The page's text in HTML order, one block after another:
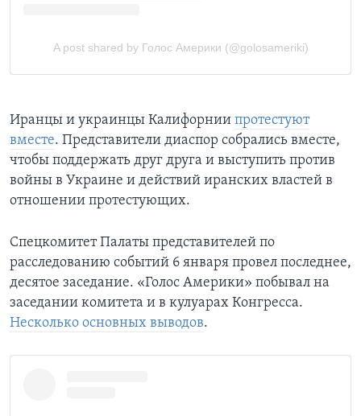
Иранцы и украинцы Калифорнии протестуют
вместе. Представители диаспор собрались вместе,
чтобы поддержать друг друга и выступить против
войны в Украине и действий иранских властей в
отношении протестующих.
Спецкомитет Палаты представителей по
расследованию событий 6 января провел последнее,
десятое заседание. «Голос Америки» побывал на
заседании комитета и в кулуарах Конгресса.
Несколько основных выводов.